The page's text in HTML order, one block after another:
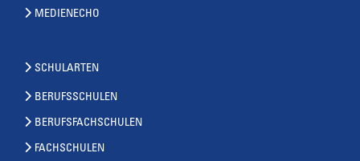
MEDIENECHO
SCHULARTEN
BERUFSSCHULEN
BERUFSFACHSCHULEN
FACHSCHULEN